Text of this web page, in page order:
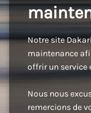
Notre site
maintenance
offrir un service
Nous nous
remercions de